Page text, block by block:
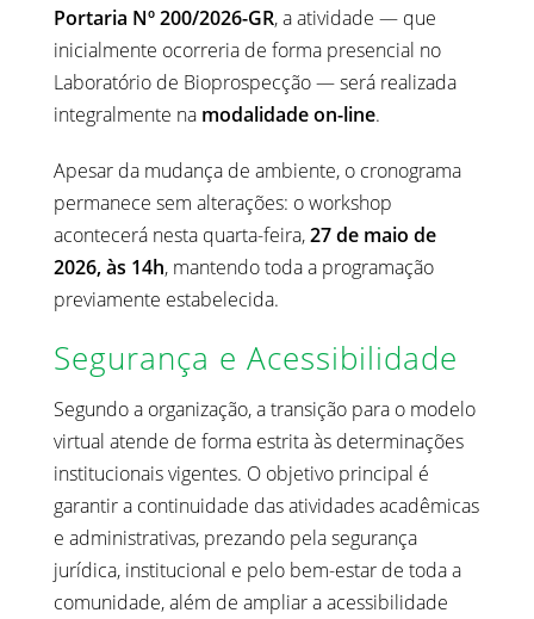
Portaria Nº 200/2026-GR, a atividade — que
inicialmente ocorreria de forma presencial no
Laboratório de Bioprospecção — será realizada
integralmente na modalidade on-line.
Apesar da mudança de ambiente, o cronograma
permanece sem alterações: o workshop
acontecerá nesta quarta-feira,27 de maio de
2026, às 14h, mantendo toda a programação
previamente estabelecida.
Segurança e Acessibilidade
Segundo a organização, a transição para o modelo
virtual atende de forma estrita às determinações
institucionais vigentes. O objetivo principal é
garantir a continuidade das atividades acadêmicas
e administrativas, prezando pela segurança
jurídica, institucional e pelo bem-estar de toda a
comunidade, além de ampliar a acessibilidade